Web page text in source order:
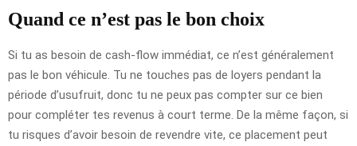
Quand ce n’est pas le bon choix
Si tu as besoin de cash-flow immédiat, ce n’est généralement
pas le bon véhicule. Tu ne touches pas de loyers pendant la
période d’usufruit, donc tu ne peux pas compter sur ce bien
pour compléter tes revenus à court terme. De la même façon, si
tu risques d’avoir besoin de revendre vite, ce placement peut